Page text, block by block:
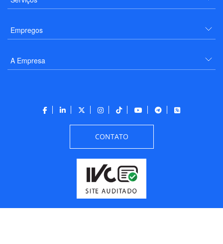
Empregos
A Empresa
CONTATO